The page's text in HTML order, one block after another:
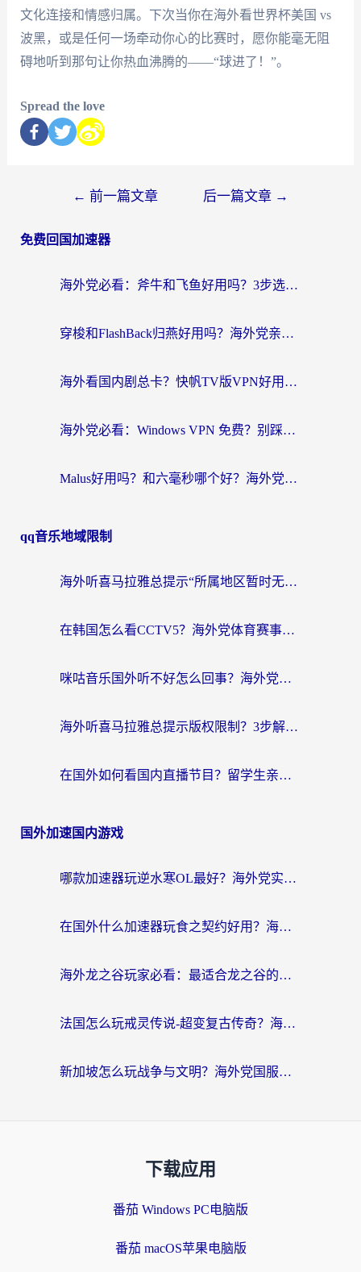
文化连接和情感归属。下次当你在海外看世界杯美国 vs
波黑，或是任何一场牵动你心的比赛时，愿你能毫无阻
碍地听到那句让你热血沸腾的——“球进了！”。
Spread the love
← 前一篇文章 后一篇文章 →
免费回国加速器
海外党必看：斧牛和飞鱼好用吗？3步选对回国加速器，无缝刷剧玩国服
穿梭和FlashBack归燕好用吗？海外党亲测3款热门回国加速器，教你选对不踩坑
海外看国内剧总卡？快帆TV版VPN好用吗？和快滚VPN对比哪个回国效果更好？
海外党必看：Windows VPN 免费？别踩坑！教你选对好用的国内加速器无缝回国
Malus好用吗？和六毫秒哪个好？海外党选回国加速器的避坑指南
qq音乐地域限制
海外听喜马拉雅总提示“所属地区暂时无版权”？这个限制解除方法亲测有效！
在韩国怎么看CCTV5？海外党体育赛事+中文解说观看终极指南
咪咕音乐国外听不好怎么回事？海外党听歌自由的终极解决方案来了
海外听喜马拉雅总提示版权限制？3步解决+2个音乐平台问题全攻略
在国外如何看国内直播节目？留学生亲测有效的追剧加速指南
国外加速国内游戏
哪款加速器玩逆水寒OL最好？海外党实测后的终极选择指南
在国外什么加速器玩食之契约好用？海外党亲测有效的国服游戏加速指南
海外龙之谷玩家必看：最适合龙之谷的加速器，解决延迟卡顿还能畅玩幻书启示录和梦幻西游？
法国怎么玩戒灵传说-超变复古传奇？海外玩家国服游戏加速终极指南
新加坡怎么玩战争与文明？海外党国服游戏加速器终极避坑指南
下载应用
番茄 Windows PC电脑版
番茄 macOS苹果电脑版